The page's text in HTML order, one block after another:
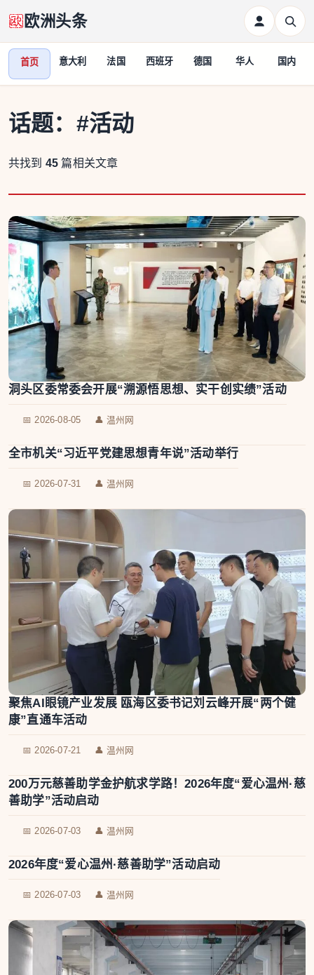
欧洲头条
首页 意大利 法国 西班牙 德国 华人 国内
话题： #活动
共找到 45 篇相关文章
洞头区委常委会开展“溯源悟思想、实干创实绩”活动
📅 2026-08-05 👤 温州网
全市机关“习近平党建思想青年说”活动举行
📅 2026-07-31 👤 温州网
聚焦AI眼镜产业发展 瓯海区委书记刘云峰开展“两个健
康”直通车活动
📅 2026-07-21 👤 温州网
200万元慈善助学金护航求学路！2026年度“爱心温州·慈
善助学”活动启动
📅 2026-07-03 👤 温州网
2026年度“爱心温州·慈善助学”活动启动
📅 2026-07-03 👤 温州网